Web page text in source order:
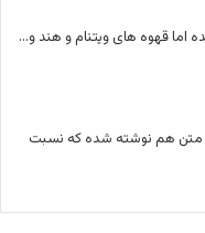
اما قهوه های ویتنام و هند و...
متن هم نوشته شده که نسبت